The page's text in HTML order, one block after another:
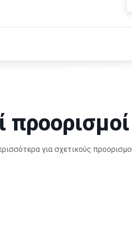
προορισμοί
για σχετικούς